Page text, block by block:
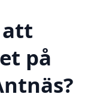
på